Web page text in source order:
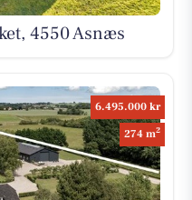
4550 Asnæs
6.495.000 kr
274 m2